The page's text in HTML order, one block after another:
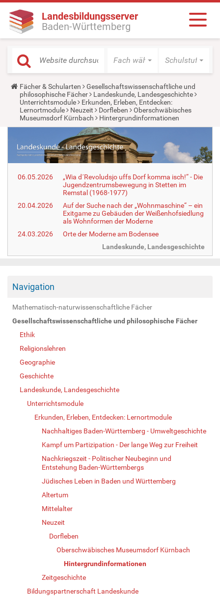
Landesbildungsserver
Baden-Württemberg
Fach wählen Schulstufe
Y
o
u
a
r
e
r
e
:
Fächer & Schularten
Gesellschaftswissenschaftliche und
philosophische Fächer
Landeskunde, Landesgeschichte
Unterrichtsmodule
Erkunden, Erleben, Entdecken:
Lernortmodule
Neuzeit Dorfleben
Oberschwäbisches
Museumsdorf Kürnbach
Hintergrundinformationen
06.05.2026
„Wia d´Revoludsjo uffs Dorf komma isch!“ - Die
Jugendzentrumsbewegung in Stetten im
Remstal (1968-1977)
20.04.2026
Auf der Suche nach der „Wohnmaschine“ – ein
Exitgame zu Gebäuden der Weißenhofsiedlung
als Wohnformen der Moderne
24.03.2026
Orte der Moderne am Bodensee
Landeskunde, Landesgeschichte
Navigation
Mathematisch-naturwissenschaftliche Fächer
Gesellschaftswissenschaftliche und philosophische Fächer
Ethik
Religionslehren
Geographie
Geschichte
Landeskunde, Landesgeschichte
Unterrichtsmodule
Erkunden, Erleben, Entdecken: Lernortmodule
Nachhaltiges Baden-Württemberg - Umweltgeschichte
Kampf um Partizipation - Der lange Weg zur Freiheit
Nachkriegszeit - Politischer Neubeginn und
Entstehung Baden-Württembergs
Jüdisches Leben in Baden und Württemberg
Altertum
Mittelalter
Neuzeit
Dorfleben
Oberschwäbisches Museumsdorf Kürnbach
Hintergrundinformationen
Zeitgeschichte
Bildungspartnerschaft Landeskunde